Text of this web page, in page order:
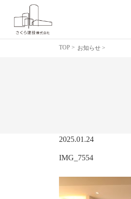
TOP > お知らせ >
2025.01.24
IMG_7554